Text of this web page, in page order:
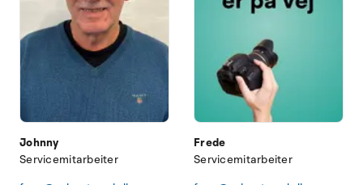
Johnny
Servicemitarbeiter
Frede
Servicemitarbeiter